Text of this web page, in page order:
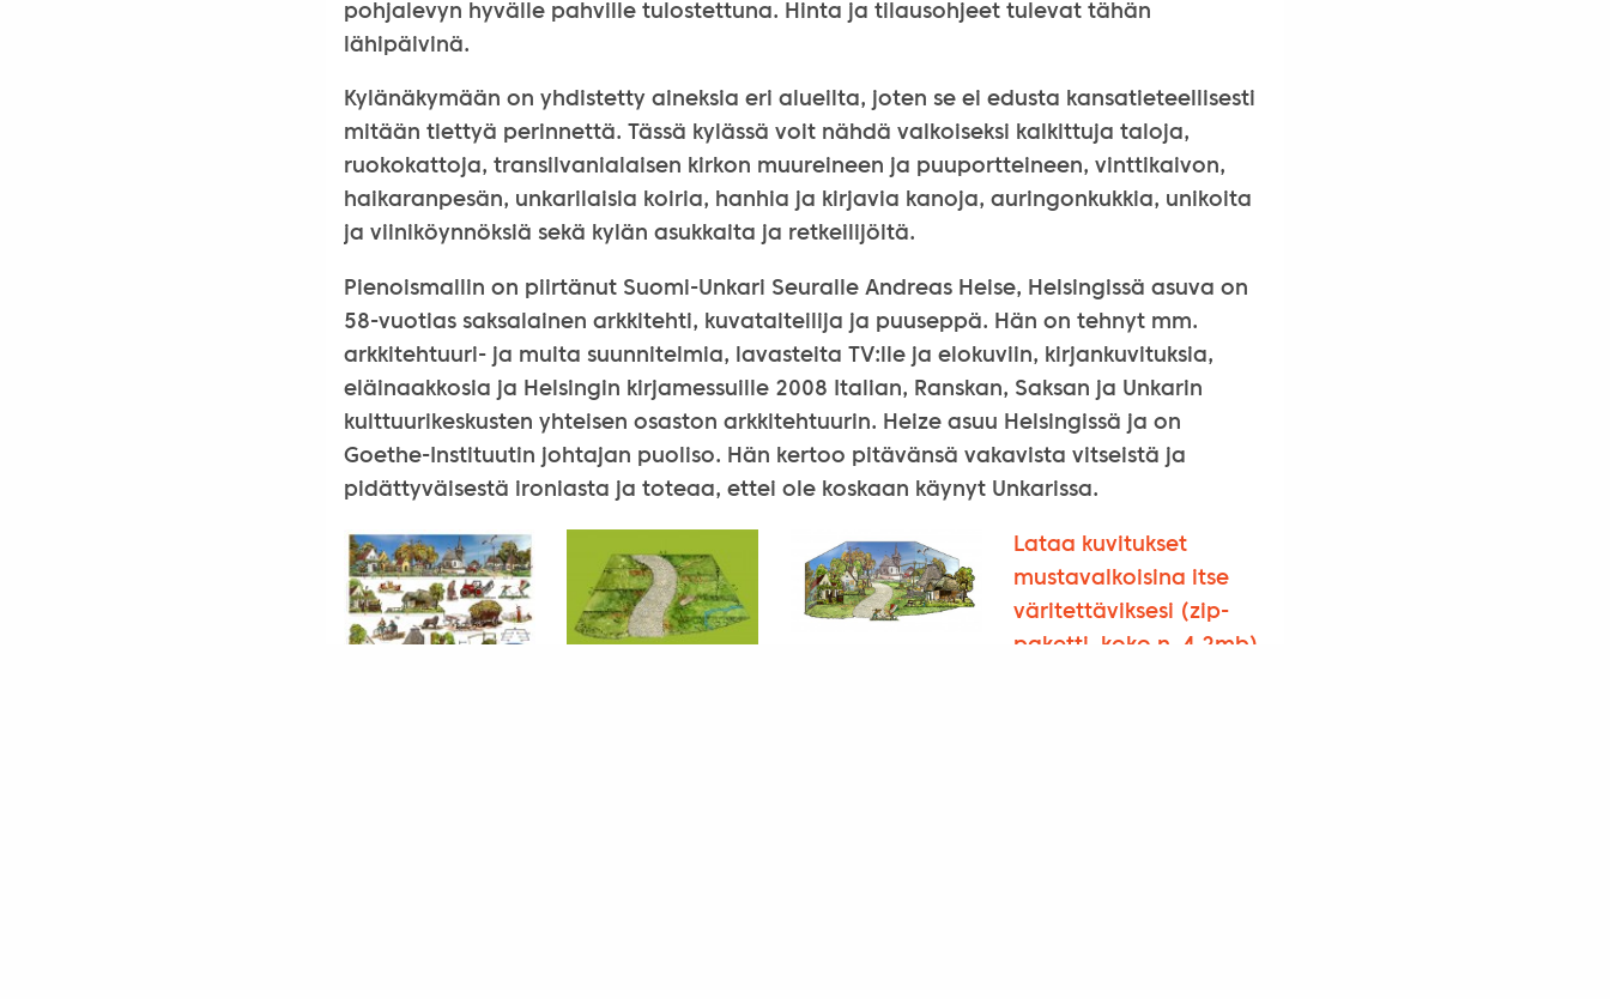
pohjalevyn hyvälle pahville tulostettuna. Hinta ja tilausohjeet tulevat tähän
lähipäivinä.
Kylänäkymään on yhdistetty aineksia eri alueilta, joten se ei edusta kansatieteellisesti
mitään tiettyä perinnettä. Tässä kylässä voit nähdä valkoiseksi kalkittuja taloja,
ruokokattoja, transilvanialaisen kirkon muureineen ja puuportteineen, vinttikaivon,
haikaranpesän, unkarilaisia koiria, hanhia ja kirjavia kanoja, auringonkukkia, unikoita
ja viiniköynnöksiä sekä kylän asukkaita ja retkeilijöitä.
Pienoismallin on piirtänut Suomi-Unkari Seuralle Andreas Heise, Helsingissä asuva on
58-vuotias saksalainen arkkitehti, kuvataiteilija ja puuseppä. Hän on tehnyt mm.
arkkitehtuuri- ja muita suunnitelmia, lavasteita TV:lle ja elokuviin, kirjankuvituksia,
eläinaakkosia ja Helsingin kirjamessuille 2008 Italian, Ranskan, Saksan ja Unkarin
kulttuurikeskusten yhteisen osaston arkkitehtuurin. Heize asuu Helsingissä ja on
Goethe-Instituutin johtajan puoliso. Hän kertoo pitävänsä vakavista vitseistä ja
pidättyväisestä ironiasta ja toteaa, ettei ole koskaan käynyt Unkarissa.
Lataa kuvitukset
mustavalkoisina itse
väritettäviksesi (zip-
paketti, koko n. 4.2mb)